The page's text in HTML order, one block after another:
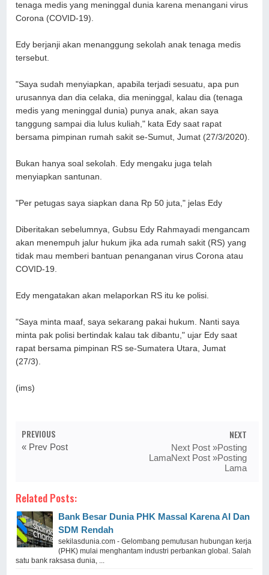
tenaga medis yang meninggal dunia karena menangani virus
Corona (COVID-19).
Edy berjanji akan menanggung sekolah anak tenaga medis
tersebut.
"Saya sudah menyiapkan, apabila terjadi sesuatu, apa pun
urusannya dan dia celaka, dia meninggal, kalau dia (tenaga
medis yang meninggal dunia) punya anak, akan saya
tanggung sampai dia lulus kuliah," kata Edy saat rapat
bersama pimpinan rumah sakit se-Sumut, Jumat (27/3/2020).
Bukan hanya soal sekolah. Edy mengaku juga telah
menyiapkan santunan.
"Per petugas saya siapkan dana Rp 50 juta," jelas Edy
Diberitakan sebelumnya, Gubsu Edy Rahmayadi mengancam
akan menempuh jalur hukum jika ada rumah sakit (RS) yang
tidak mau memberi bantuan penanganan virus Corona atau
COVID-19.
Edy mengatakan akan melaporkan RS itu ke polisi.
"Saya minta maaf, saya sekarang pakai hukum. Nanti saya
minta pak polisi bertindak kalau tak dibantu," ujar Edy saat
rapat bersama pimpinan RS se-Sumatera Utara, Jumat
(27/3).
(ims)
PREVIOUS
« Prev Post
NEXT
Next Post »Posting
LamaNext Post »Posting
Lama
Related Posts:
Bank Besar Dunia PHK Massal Karena AI Dan
SDM Rendah
sekilasdunia.com - Gelombang pemutusan hubungan kerja
(PHK) mulai menghantam industri perbankan global. Salah
satu bank raksasa dunia, ...